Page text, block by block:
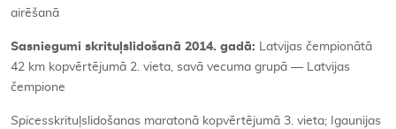
airēšanā
Sasniegumi skrituļslidošanā 2014. gadā: Latvijas čempionātā
42 km kopvērtējumā 2. vieta, savā vecuma grupā — Latvijas
čempione
Spicesskrituļslidošanas maratonā kopvērtējumā 3. vieta; Igaunijas